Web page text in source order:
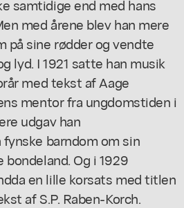
samtidige end med hans
med årene blev han mere
på sine rødder og vendte
lyd. I 1921 satte han musik
med tekst af Aage
mentor fra ungdomstiden i
udgav han
fynske barndomom sin
Og i 1929
en lille korsats med titlen
af S.P. Raben-Korch.